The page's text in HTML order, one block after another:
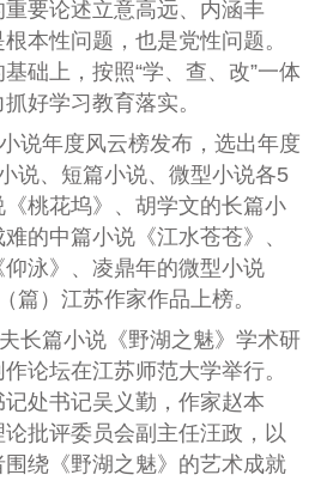
要论述立意高远、内涵丰
本性问题，也是党性问题。
础上，按照“学、查、改”一体
好学习教育落实。
说年度风云榜发布，选出年度
说、 短篇小说、 微型小说各5
桃花坞》、胡学文的长篇小
的中篇小说《江水苍苍》、
泳》、凌鼎年的微型小说
（篇 ） 江苏作家作品上榜。
长篇小说《野湖之魅》学术研
论坛在江苏师范大学举行。
处书记吴义勤，作家赵本
批评委员会副主任汪政，以
围绕《野湖之魅》的艺术成就